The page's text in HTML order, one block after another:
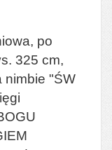
po
325 cm,
nimbie "ŚW